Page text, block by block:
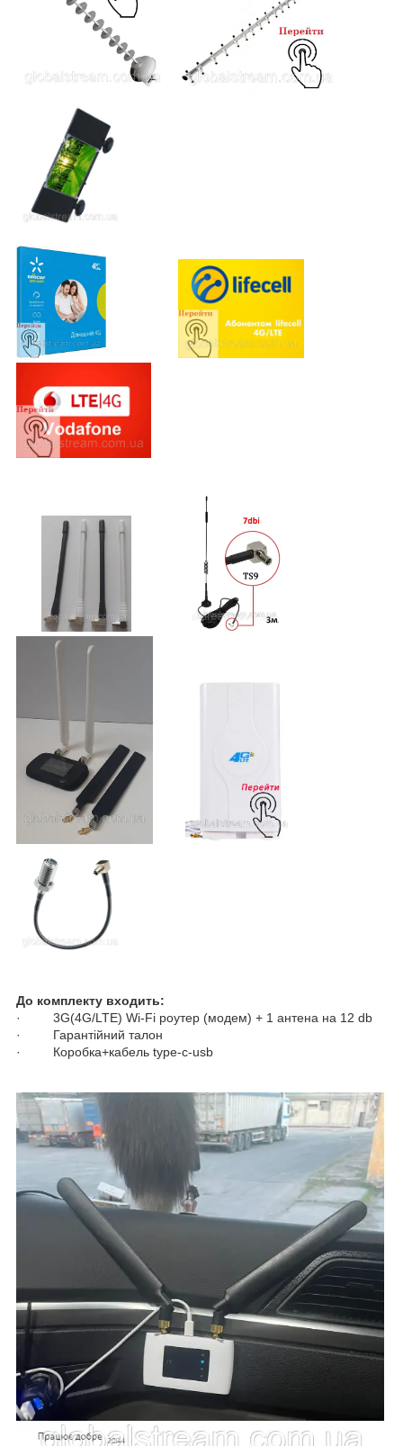
До комплекту входить:
· 3G(4G/LTE) Wi-Fi роутер (модем) + 1 антена на 12 db
· Гарантійний талон
· Коробка+кабель type-c-usb